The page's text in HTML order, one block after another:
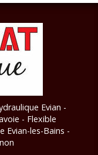
Evian -
- Flexible
Evian-les-Bains -